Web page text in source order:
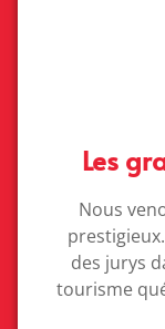
Les
Nous
des jurys
tourisme